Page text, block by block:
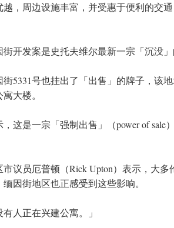
，周边设施丰富，并受惠于便利的交
开发案是史托夫维尔最新一宗「沉没
5331号也挂出了「出售」的牌子，该
大楼。
这是一宗「强制出售」（power of sale
市议员厄普顿（Rick Upton）表示，大
因街地区也正感受到这些影响。
人正在兴建公寓。」